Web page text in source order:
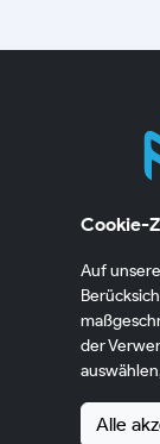
Cookie-
Auf
der
Alle